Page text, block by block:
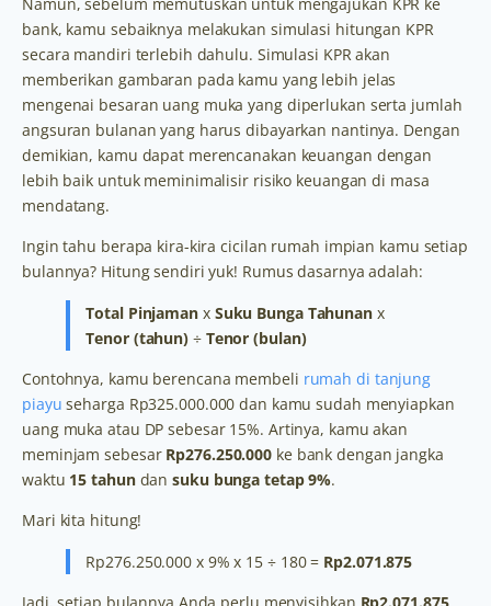
bank, kamu sebaiknya melakukan simulasi hitungan KPR
secara mandiri terlebih dahulu. Simulasi KPR akan
memberikan gambaran pada kamu yang lebih jelas
mengenai besaran uang muka yang diperlukan serta jumlah
angsuran bulanan yang harus dibayarkan nantinya. Dengan
demikian, kamu dapat merencanakan keuangan dengan
lebih baik untuk meminimalisir risiko keuangan di masa
mendatang.
Ingin tahu berapa kira-kira cicilan rumah impian kamu setiap
bulannya? Hitung sendiri yuk! Rumus dasarnya adalah:
Total Pinjaman x Suku Bunga Tahunanx
Tenor (tahun) ÷ Tenor (bulan)
Contohnya, kamu berencana membeli rumah di tanjung
piayu seharga Rp325.000.000 dan kamu sudah menyiapkan
uang muka atau DP sebesar 15%. Artinya, kamu akan
meminjam sebesar Rp276.250.000 ke bank dengan jangka
waktu 15 tahundansuku bunga tetap 9%.
Mari kita hitung!
Rp276.250.000 x 9% x 15 ÷ 180 = Rp2.071.875